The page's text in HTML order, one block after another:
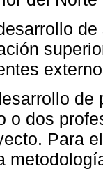
o dos
Para